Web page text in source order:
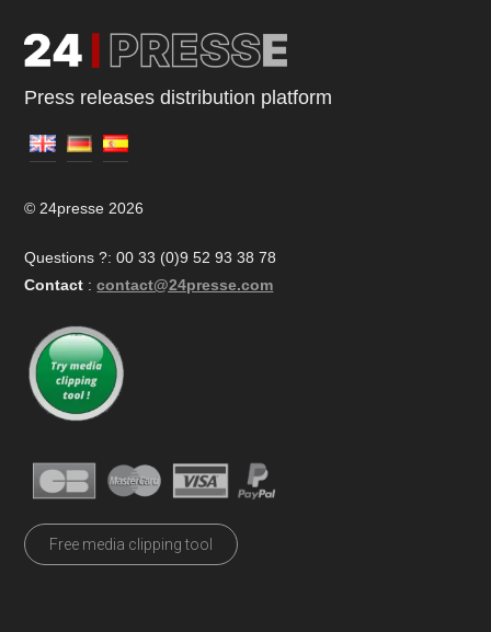
Press releases distribution platform
© 24presse 2026
Questions ?: 00 33 (0)9 52 93 38 78
Contact : contact@24presse.com
Free media clipping tool